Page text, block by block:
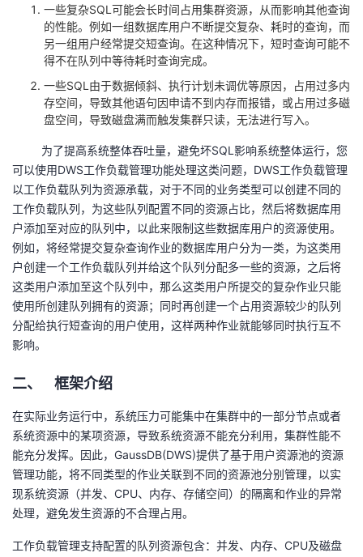
客
论
坛
的
圈
子
我
的
直
播
我
的
活
动
我
的
关
注
我
的
开
发
者
学
堂
我
我
的
Programs
我
的
支
持
我
的
我
一些复杂SQL 可能会长时间占用集群资源，从而影响其他查询
的性能。例如一组数据库用户不断提交复杂、耗时的查询，而
另一组用户经常提交短查询。在这种情况下，短时查询可能不
得不在队列中等待耗时查询完成。
一些SQL 由于数据倾斜、执行计划未调优等原因，占用过多内
存空间，导致其他语句因申请不到内存而报错，或占用过多磁
盘空间，导致磁盘满而触发集群只读，无法进行写入。
为了提高系统整体吞吐量，避免坏SQL 影响系统整体运行，您
可以使用DWS工作负载管理功能处理这类问题，DWS工作负载管理
以工作负载队列为资源承载，对于不同的业务类型可以创建不同的
工作负载队列，为这些队列配置不同的资源占比，然后将数据库用
户添加至对应的队列中，以此来限制这些数据库用户的资源使用。
例如，将经常提交复杂查询作业的数据库用户分为一类，为这类用
户创建一个工作负载队列并给这个队列分配多一些的资源，之后将
这类用户添加至这个队列中，那么这类用户所提交的复杂作业只能
使用所创建队列拥有的资源；同时再创建一个占用资源较少的队列
分配给执行短查询的用户使用，这样两种作业就能够同时执行互不
影响。
二、 框架介绍
在实际业务运行中，系统压力可能集中在集群中的一部分节点或者
系统资源中的某项资源，导致系统资源不能充分利用，集群性能不
能充分发挥。因此， GaussDB(DWS)提供了基于用户资源池的资源
管理功能，将不同类型的作业关联到不同的资源池分别管理，以实
现系统资源（并发、 CPU、内存、存储空间）的隔离和作业的异常
处理，避免发生资源的不合理占用。
工作负载管理支持配置的队列资源包含：并发、内存、 CPU及磁盘